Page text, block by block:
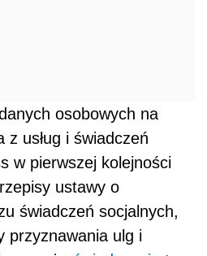
osobowych na
usług i świadczeń
w pierwszej kolejności
ustawy o
świadczeń socjalnych,
przyznawania ulg i